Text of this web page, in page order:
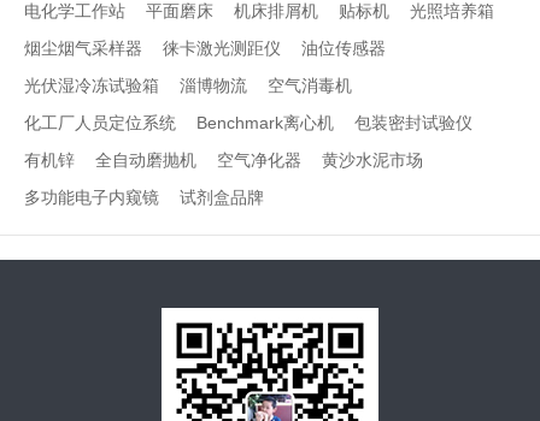
电化学工作站 平面磨床 机床排屑机 贴标机
光照培养箱
烟尘烟气采样器
徕卡激光测距仪
油位传感器
光伏湿冷冻试验箱
淄博物流
空气消毒机
化工厂人员定位系统
Benchmark离心机
包装密封试验仪
有机锌
全自动磨抛机 空气净化器
黄沙水泥市场
多功能电子内窥镜
试剂盒品牌